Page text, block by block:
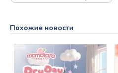
Похожие новости